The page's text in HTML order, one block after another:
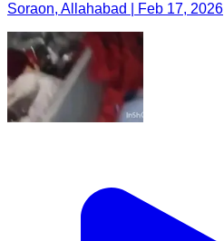
Soraon, Allahabad | Feb 17, 2026